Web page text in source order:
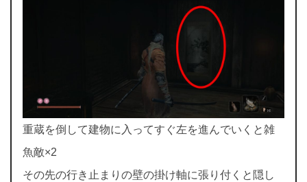
重蔵を倒して建物に入ってすぐ左を進んでいくと雑
魚敵×2
その先の行き止まりの壁の掛け軸に張り付くと隠し